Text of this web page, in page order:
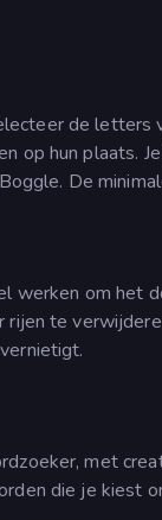
de
op hun plaats.
De
werken om het
te
met
die je kiest